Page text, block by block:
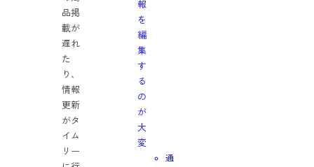
品掲
載が
遅れ
た
り、
情報
更新
がタ
イム
リー
報
を
編
集
す
る
の
が
大
変
通